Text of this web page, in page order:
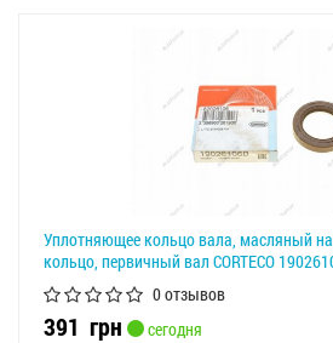
Уплотняющее кольцо вала, масляный
кольцо, первичный вал CORTECO
0 отзывов
391 грн
сегодня